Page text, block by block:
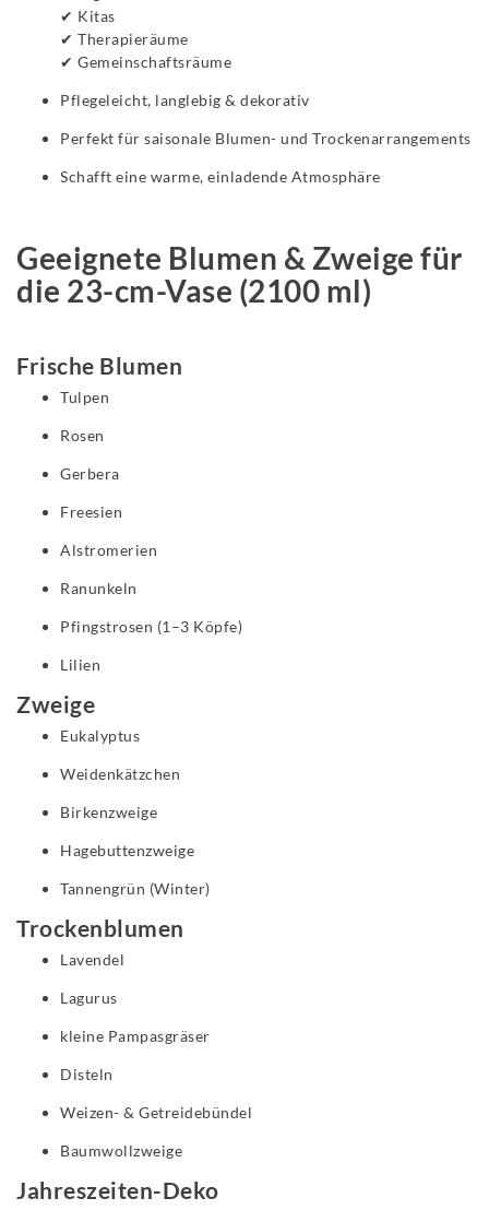
✔ Kitas
✔ Therapieräume
✔ Gemeinschaftsräume
Pflegeleicht, langlebig & dekorativ
Perfekt für saisonale Blumen- und Trockenarrangements
Schafft eine warme, einladende Atmosphäre
Geeignete Blumen & Zweige für
die 23-cm-Vase (2100 ml)
Frische Blumen
Tulpen
Rosen
Gerbera
Freesien
Alstromerien
Ranunkeln
Pfingstrosen (1–3 Köpfe)
Lilien
Zweige
Eukalyptus
Weidenkätzchen
Birkenzweige
Hagebuttenzweige
Tannengrün (Winter)
Trockenblumen
Lavendel
Lagurus
kleine Pampasgräser
Disteln
Weizen- & Getreidebündel
Baumwollzweige
Jahreszeiten-Deko